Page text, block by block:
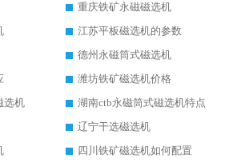
重庆铁矿永磁磁选机
江苏平板磁选机的参数
德州永磁筒式磁选机
潍坊铁矿磁选机价格
选机
湖南ctb永磁筒式磁选机特点
辽宁干选磁选机
四川铁矿磁选机如何配置